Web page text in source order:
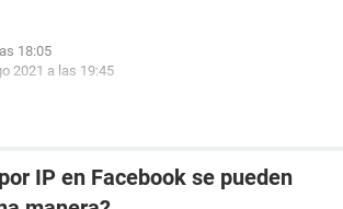
18:05
2021 a las 19:45
IP en Facebook se pueden